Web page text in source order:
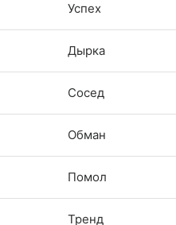
Успех
Дырка
Сосед
Обман
Помол
Тренд